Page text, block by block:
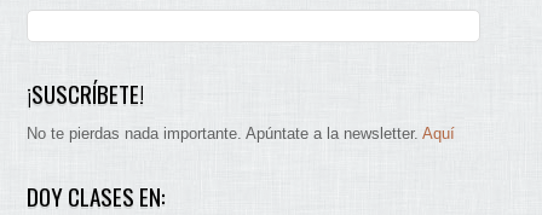
¡SUSCRÍBETE!
No te pierdas nada importante. Apúntate a la newsletter.Aquí
DOY CLASES EN: